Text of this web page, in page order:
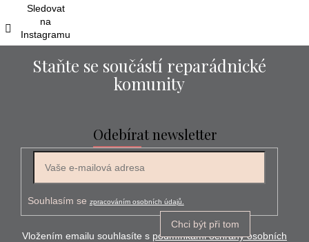
Sledovat
na
Instagramu
Staňte se součástí reparádnické
komunity
Odebírat newsletter
Souhlasím se zpracováním osobních údajů.
Chci být při tom
Vložením emailu souhlasíte s podmínkami ochrany osobních